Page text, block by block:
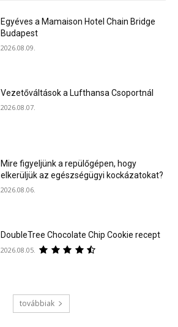
Egyéves a Mamaison Hotel Chain Bridge
Budapest
2026.08.09.
Vezetőváltások a Lufthansa Csoportnál
2026.08.07.
Mire figyeljünk a repülőgépen, hogy
elkerüljük az egészségügyi kockázatokat?
2026.08.06.
DoubleTree Chocolate Chip Cookie recept
2026.08.05.
továbbiak